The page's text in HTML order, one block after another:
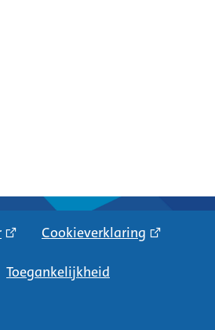
Cookieverklaring
Toegankelijkheid